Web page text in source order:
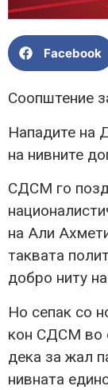
Facebook
Соопштение
Нападите на
на нивните
СДСМ го
на Али
таквата
добро ниту на
Но сепак со
кон СДСМ во
дека за жал
нивната